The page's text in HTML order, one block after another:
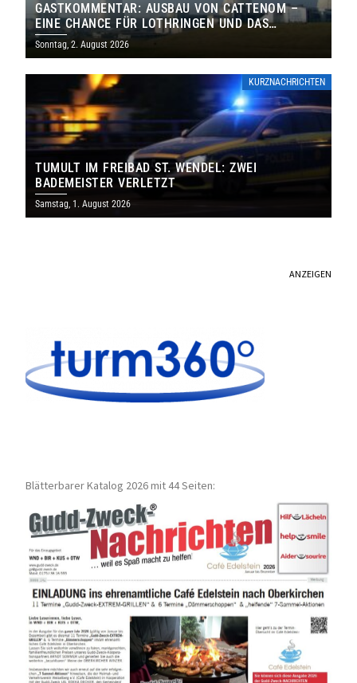
GASTKOMMENTAR: AUSBAU VON CATTENOM –
EINE CHANCE FÜR LOTHRINGEN UND DAS
SAARLAND
Sonntag, 2. August 2026
KURZNACHRICHTEN
TUMULT IM FREIBAD ST. WENDEL: ZWEI
BADEMEISTER VERLETZT
Samstag, 1. August 2026
ANZEIGEN
Blätterbarer Katalog 2026 mit 44 Seiten: